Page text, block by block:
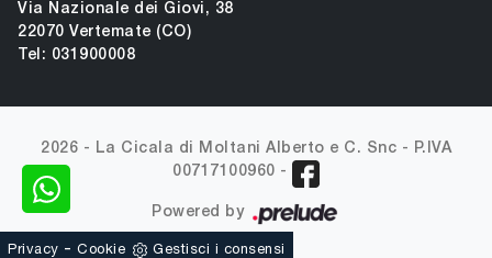
Via Nazionale dei Giovi, 38
22070 Vertemate (CO)
Tel: 031900008
2026 - La Cicala di Moltani Alberto e C. Snc -
P.IVA
00717100960 -
Powered by
Privacy - Cookie Gestisci i consensi